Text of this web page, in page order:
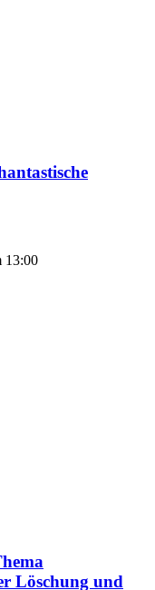
13:00
Löschung und